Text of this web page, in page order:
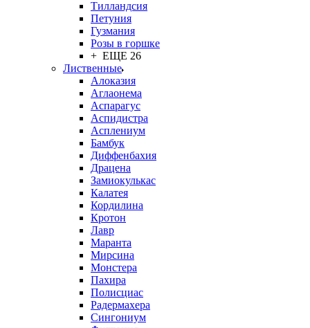
Тилландсия
Петуния
Гузмания
Розы в горшке
+ ЕЩЕ 26
Лиственные
Алоказия
Аглаонема
Аспарагус
Аспидистра
Асплениум
Бамбук
Диффенбахия
Драцена
Замиокулькас
Калатея
Кордилина
Кротон
Лавр
Маранта
Мирсина
Монстера
Пахира
Полисциас
Радермахера
Сингониум